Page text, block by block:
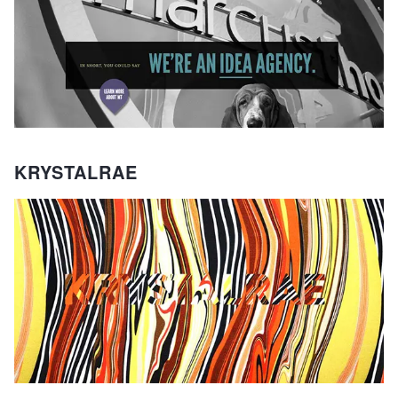
KRYSTALRAE